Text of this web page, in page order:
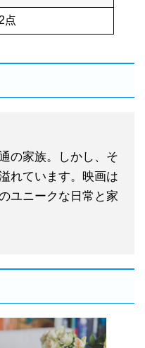
点
の家族。しかし、そ
れています。映画は
ユニークな日常と家